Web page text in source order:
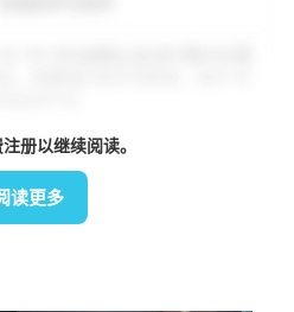
交叉语言理论
册以继续阅读。
读更多